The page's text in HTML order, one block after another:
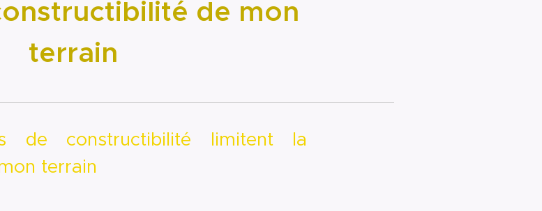
de mon
terrain
constructibilité limitent la
terrain